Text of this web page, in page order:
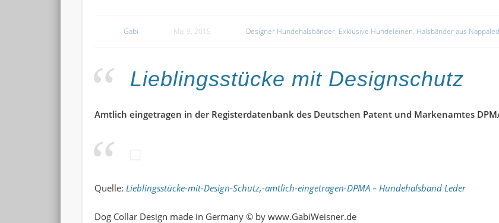
Gabi Mai 9, 2015 Designer Hundehalsbänder, Exklusive Hundeleinen, Halsbänder aus
Lieblingsstücke mit Designschutz
Amtlich eingetragen in der Registerdatenbank des Deutschen Patent und Markenamtes
Quelle: Lieblingsstücke-mit-Design-Schutz,-amtlich-eingetragen-DPMA – Hundehalsband Leder
Dog Collar Design made in Germany © by www.GabiWeisner.de